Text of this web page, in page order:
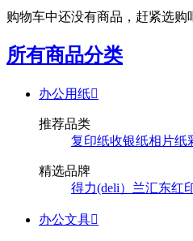
购物车中还没有商品，赶紧选购
所有商品分类
办公用纸
推荐品类
复印纸收银纸相片纸
精选品牌
得力(deli） 兰汇东红
办公文具